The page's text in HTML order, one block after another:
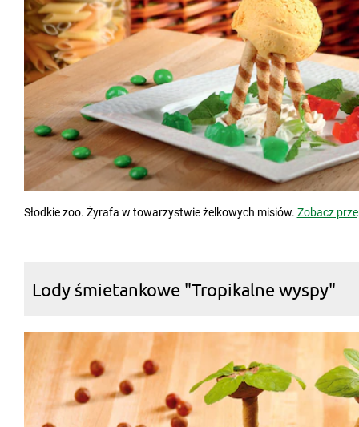
Słodkie zoo. Żyrafa w towarzystwie żelkowych misiów. Zobacz
Lody śmietankowe "Tropikalne wyspy"